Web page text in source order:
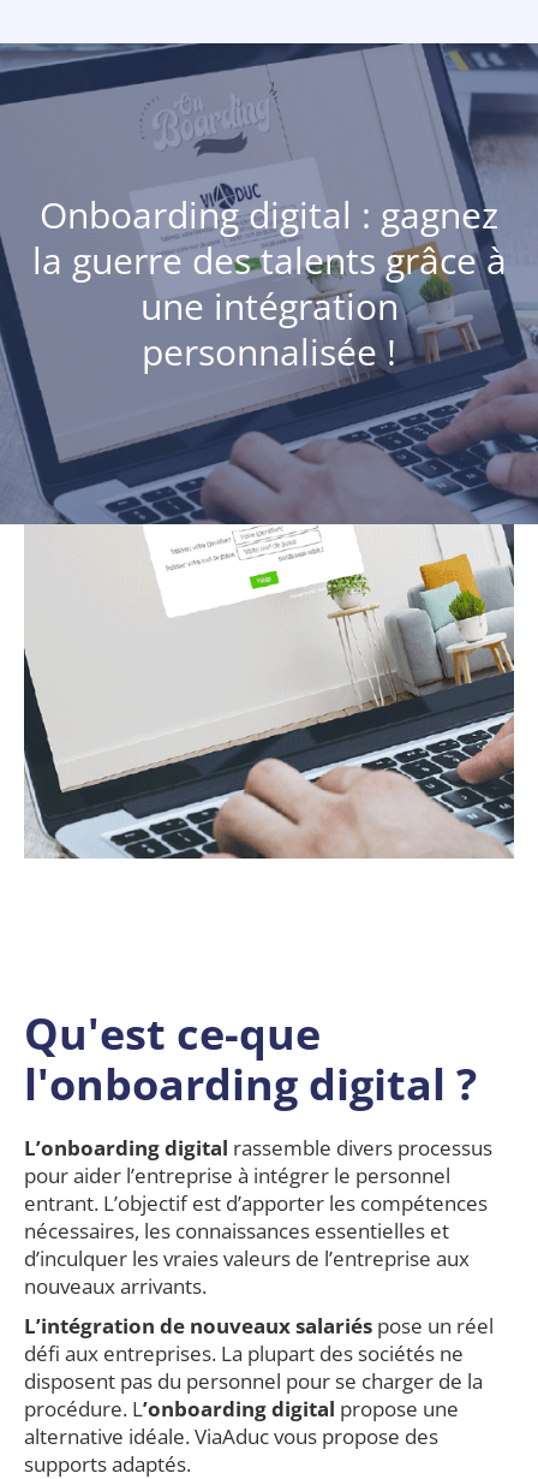
Onboarding digital : gagnez
la guerre des talents grâce à
une intégration
personnalisée !
Qu'est ce-que
l'onboarding digital ?
L’onboarding digital rassemble divers processus
pour aider l’entreprise à intégrer le personnel
entrant. L’objectif est d’apporter les compétences
nécessaires, les connaissances essentielles et
d’inculquer les vraies valeurs de l’entreprise aux
nouveaux arrivants.
L’intégration de nouveaux salariés pose un réel
défi aux entreprises. La plupart des sociétés ne
disposent pas du personnel pour se charger de la
procédure. L’onboarding digital propose une
alternative idéale. ViaAduc vous propose des
supports adaptés.